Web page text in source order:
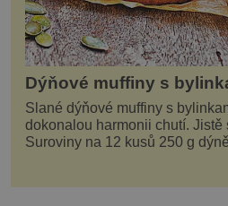
Dýňové muffiny s
Slané dýňové muffiny s
dokonalou harmonii chutí. Jistě
Suroviny na 12 kusů 250 g
olivového oleje sůl, pepř hrst